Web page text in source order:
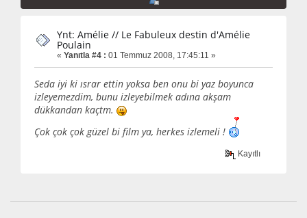
Ynt: Amélie // Le Fabuleux destin d'Amélie
Poulain
« Yanıtla #4 : 01 Temmuz 2008, 17:45:11 »
Seda iyi ki ısrar ettin yoksa ben onu bi yaz boyunca
izleyemezdim, bunu izleyebilmek adına akşam
dükkandan kaçtm.
Çok çok çok güzel bi film ya, herkes izlemeli !
Kayıtlı